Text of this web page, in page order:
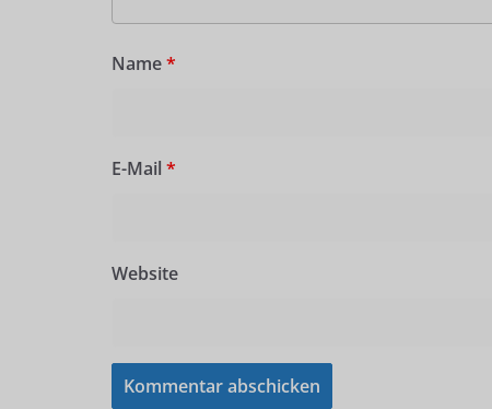
Name*
E-Mail *
Website